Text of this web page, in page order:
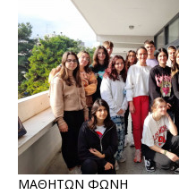
ΜΑΘΗΤΩΝ ΦΩΝΗ